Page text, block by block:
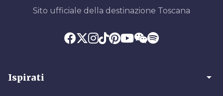
Sito ufficiale della destinazione Toscana
Ispirati arrow_drop_down